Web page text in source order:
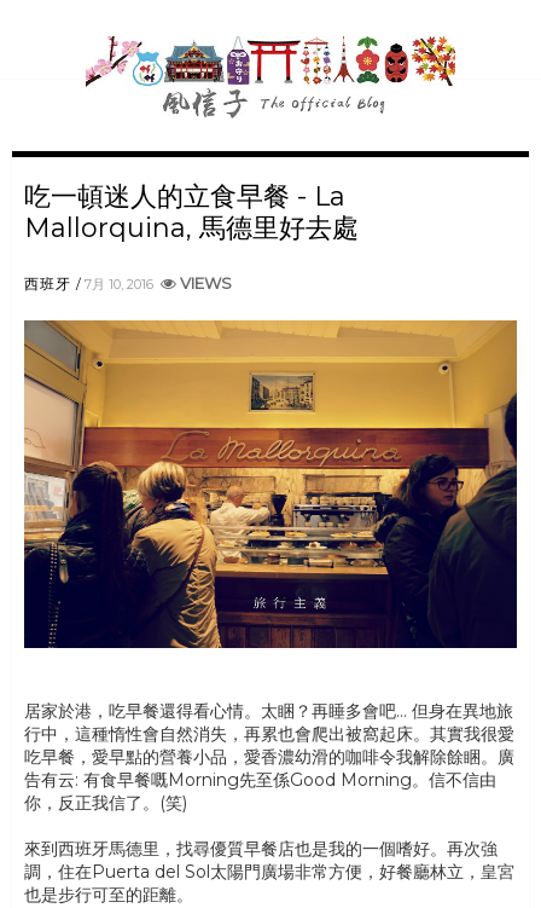
吃一頓迷人的立食早餐 - La
Mallorquina, 馬德里好去處
西班牙 7月 10, 2016 VIEWS
居家於港，吃早餐還得看心情。太睏？再睡多會吧... 但身在異地旅
行中，這種惰性會自然消失，再累也會爬出被窩起床。其實我很愛
吃早餐，愛早點的營養小品，愛香濃幼滑的咖啡令我解除餘睏。廣
告有云: 有食早餐嘅Morning先至係Good Morning。信不信由
你，反正我信了。(笑)
來到西班牙馬德里，找尋優質早餐店也是我的一個嗜好。再次強
調，住在Puerta del Sol太陽門廣場非常方便，好餐廳林立，皇宮
也是步行可至的距離。